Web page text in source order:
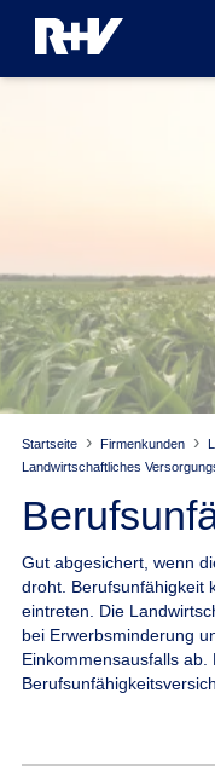
Startseite Firmenkunden
Landwirtschaftliches
Gut abgesichert, wenn
droht. Berufsunfähigkeit
eintreten. Die
bei Erwerbsminderung
Einkommensausfalls ab.